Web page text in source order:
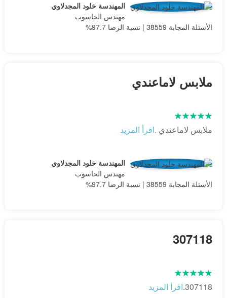
المهندسة خلود المجدلاوي
مهندس الحاسوب
الأسئلة المجابة 38559 | نسبة الرضا 97.7%
ملابس لاماعندي
ملابس لاماعندي .اقرأ المزيد
المهندسة خلود المجدلاوي
مهندس الحاسوب
الأسئلة المجابة 38559 | نسبة الرضا 97.7%
307118
307118. اقرأ المزيد